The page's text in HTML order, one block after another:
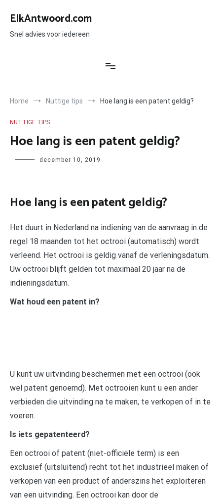
naar
inhoud
ElkAntwoord.com
Snel advies voor iedereen
Home Nuttige tips Hoe lang is een patent geldig?
NUTTIGE TIPS
Hoe lang is een patent geldig?
Author december 10, 2019
Hoe lang is een patent geldig?
Het duurt in Nederland na indiening van de aanvraag in de
regel 18 maanden tot het octrooi (automatisch) wordt
verleend. Het octrooi is geldig vanaf de verleningsdatum.
Uw octrooi blijft gelden tot maximaal 20 jaar na de
indieningsdatum.
Wat houd een patent in?
U kunt uw uitvinding beschermen met een octrooi (ook
wel patent genoemd). Met octrooien kunt u een ander
verbieden die uitvinding na te maken, te verkopen of in te
voeren.
Is iets gepatenteerd?
Een octrooi of patent (niet-officiële term) is een
exclusief (uitsluitend) recht tot het industrieel maken of
verkopen van een product of anderszins het exploiteren
van een uitvinding. Een octrooi kan door de